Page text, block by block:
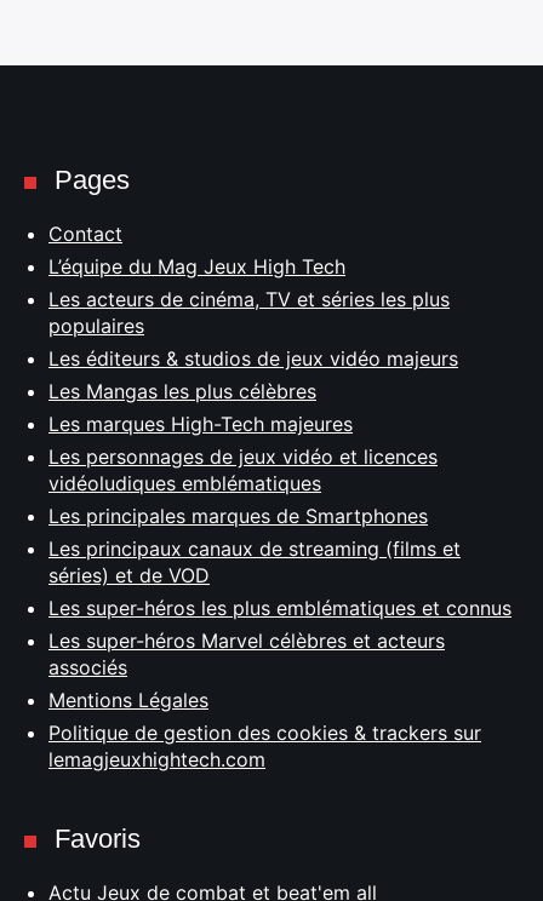
Pages
Contact
L’équipe du Mag Jeux High Tech
Les acteurs de cinéma, TV et séries les plus
populaires
Les éditeurs & studios de jeux vidéo majeurs
Les Mangas les plus célèbres
Les marques High-Tech majeures
Les personnages de jeux vidéo et licences
vidéoludiques emblématiques
Les principales marques de Smartphones
Les principaux canaux de streaming (films et
séries) et de VOD
Les super-héros les plus emblématiques et connus
Les super-héros Marvel célèbres et acteurs
associés
Mentions Légales
Politique de gestion des cookies & trackers sur
lemagjeuxhightech.com
Favoris
Actu Jeux de combat et beat'em all